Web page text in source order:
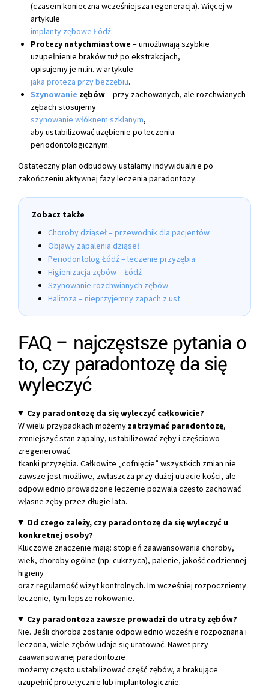
(czasem konieczna wcześniejsza regeneracja). Więcej w
artykule
implanty zębowe Łódź.
Protezy natychmiastowe – umożliwiają szybkie
uzupełnienie braków tuż po ekstrakcjach,
opisujemy je m.in. w artykule
jaka proteza przy bezzębiu.
Szynowanie zębów– przy zachowanych, ale rozchwianych
zębach stosujemy
szynowanie włóknem szklanym,
aby ustabilizować uzębienie po leczeniu
periodontologicznym.
Ostateczny plan odbudowy ustalamy indywidualnie po
zakończeniu aktywnej fazy leczenia paradontozy.
Zobacz także
Choroby dziąseł – przewodnik dla pacjentów
Objawy zapalenia dziąseł
Periodontolog Łódź – leczenie przyzębia
Higienizacja zębów – Łódź
Szynowanie rozchwianych zębów
Halitoza – nieprzyjemny zapach z ust
FAQ – najczęstsze pytania o
to, czy paradontozę da się
wyleczyć
Czy paradontozę da się wyleczyć całkowicie?
W wielu przypadkach możemy zatrzymać paradontozę,
zmniejszyć stan zapalny, ustabilizować zęby i częściowo
zregenerować
tkanki przyzębia. Całkowite „cofnięcie” wszystkich zmian nie
zawsze jest możliwe, zwłaszcza przy dużej utracie kości, ale
odpowiednio prowadzone leczenie pozwala często zachować
własne zęby przez długie lata.
Od czego zależy, czy paradontozę da się wyleczyć u
konkretnej osoby?
Kluczowe znaczenie mają: stopień zaawansowania choroby,
wiek, choroby ogólne (np. cukrzyca), palenie, jakość codziennej
higieny
oraz regularność wizyt kontrolnych. Im wcześniej rozpoczniemy
leczenie, tym lepsze rokowanie.
Czy paradontoza zawsze prowadzi do utraty zębów?
Nie. Jeśli choroba zostanie odpowiednio wcześnie rozpoznana i
leczona, wiele zębów udaje się uratować. Nawet przy
zaawansowanej paradontozie
możemy często ustabilizować część zębów, a brakujące
uzupełnić protetycznie lub implantologicznie.